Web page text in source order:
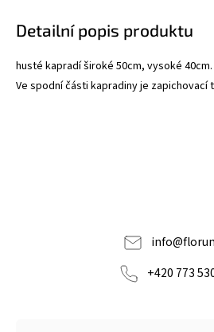
Detailní popis produktu
husté kapradí široké 50cm, vysoké
Ve spodní části kapradiny je zapichovací
info@
+420 773